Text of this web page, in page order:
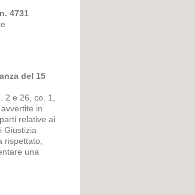
4731
del 15
2 e 26, co. 1,
in
relative ai
Giustizia
rispettato,
una